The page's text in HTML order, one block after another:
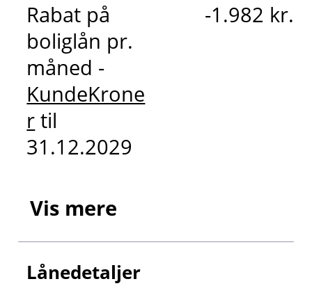
Rabat på
boliglån pr.
måned -
KundeKrone
r til
31.12.2029
-1.982 kr.
Vis mere
Lånedetaljer